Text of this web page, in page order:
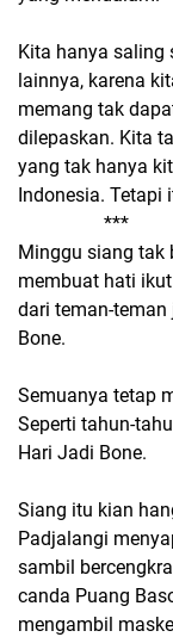
Kita hanya saling
lainnya, karena
memang tak
dilepaskan. Kita
yang tak hanya
Indonesia. Tetapi
***
Minggu siang tak
membuat hati
dari teman-
Bone.
Semuanya tetap
Seperti tahun-
Hari Jadi Bone.
Siang itu kian
Padjalangi
sambil
canda Puang
mengambil